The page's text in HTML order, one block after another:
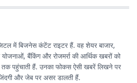
में बिजनेस कंटेंट राइटर हैं. वह शेयर बाजार,
बैंकिंग और रोजमर्रा की आर्थिक खबरों को
तक पहुंचाती हैं. उनका फोकस ऐसी खबरें लिखने पर
और जेब पर असर डालती हैं.